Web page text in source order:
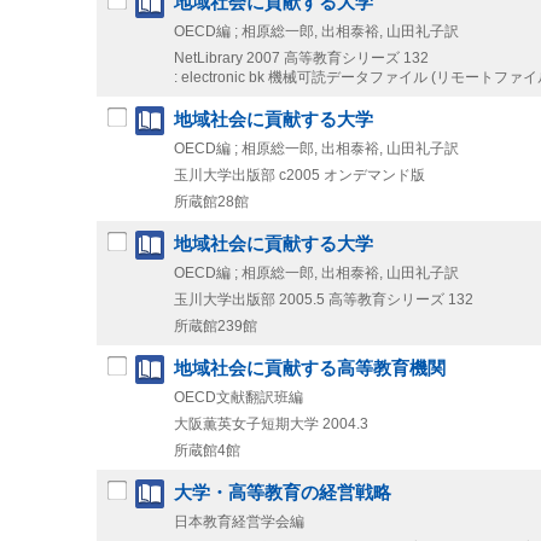
OECD編 ; 相原総一郎, 出相泰裕, 山田礼子訳
NetLibrary 2007 高等教育シリーズ 132
: electronic bk 機械可読データファイル (リモートファイ
地域社会に貢献する大学
OECD編 ; 相原総一郎, 出相泰裕, 山田礼子訳
玉川大学出版部 c2005 オンデマンド版
所蔵館28館
地域社会に貢献する大学
OECD編 ; 相原総一郎, 出相泰裕, 山田礼子訳
玉川大学出版部 2005.5 高等教育シリーズ 132
所蔵館239館
地域社会に貢献する高等教育機関
OECD文献翻訳班編
大阪薫英女子短期大学 2004.3
所蔵館4館
大学・高等教育の経営戦略
日本教育経営学会編